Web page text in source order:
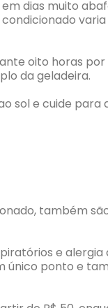
dias muito
varia
oito horas
da geladeira.
sol e cuide para
também
e alergia
único ponto e